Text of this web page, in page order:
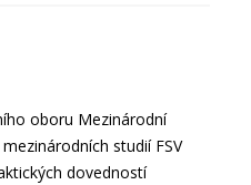
oboru Mezinárodní
studií FSV
dovedností